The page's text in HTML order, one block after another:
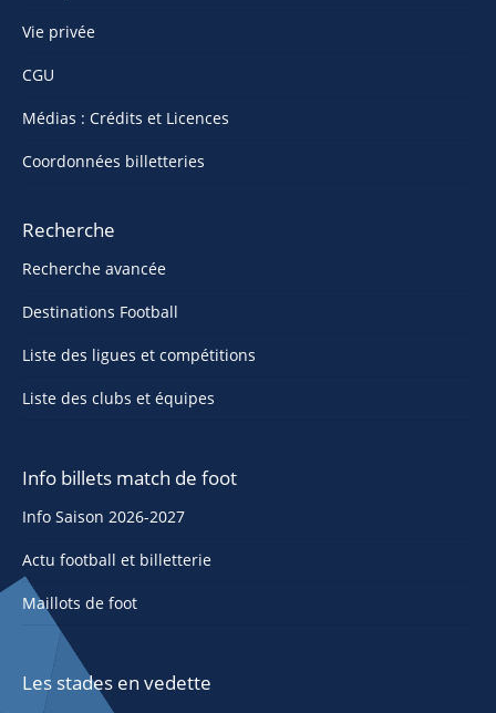
Vie privée
CGU
Médias : Crédits et Licences
Coordonnées billetteries
Recherche
Recherche avancée
Destinations Football
Liste des ligues et compétitions
Liste des clubs et équipes
Info billets match de foot
Info Saison 2026-2027
Actu football et billetterie
Maillots de foot
Les stades en vedette